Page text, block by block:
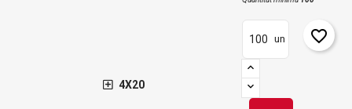
4X20
un favorite_border